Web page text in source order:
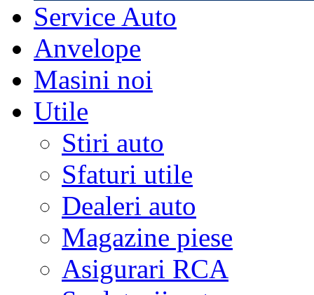
Service Auto
Anvelope
Masini noi
Utile
Stiri auto
Sfaturi utile
Dealeri auto
Magazine piese
Asigurari RCA